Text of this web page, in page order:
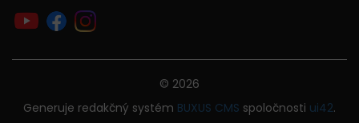
© 2026
Generuje redakčný systém BUXUS CMS spoločnosti ui42.